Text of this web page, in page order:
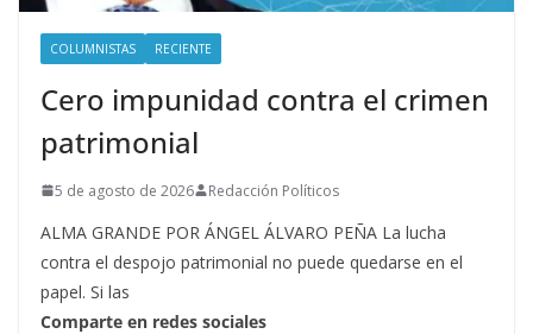
COLUMNISTAS RECIENTE
Cero impunidad contra el crimen
patrimonial
5 de agosto de 2026 Redacción Políticos
ALMA GRANDE POR ÁNGEL ÁLVARO PEÑA La lucha
contra el despojo patrimonial no puede quedarse en el
papel. Si las
Comparte en redes sociales